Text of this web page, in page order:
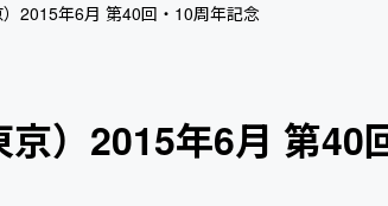
2015年6月 第40回・10周年記念
）2015年6月 第40